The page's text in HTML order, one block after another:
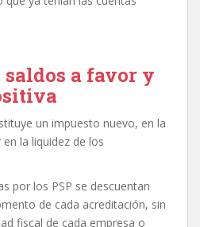
a favor y
un impuesto nuevo, en la
la liquidez de los
por los PSP se descuentan
de cada acreditación, sin
fiscal de cada empresa o